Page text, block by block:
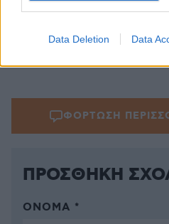
Data Deletion Data
Adekastos
ΑΠΑΝΤΗΣΗ
ΦΟΡΤΩΣΗ
ΠΡΟΣΘΗΚΗ
ΌΝΟΜΑ *